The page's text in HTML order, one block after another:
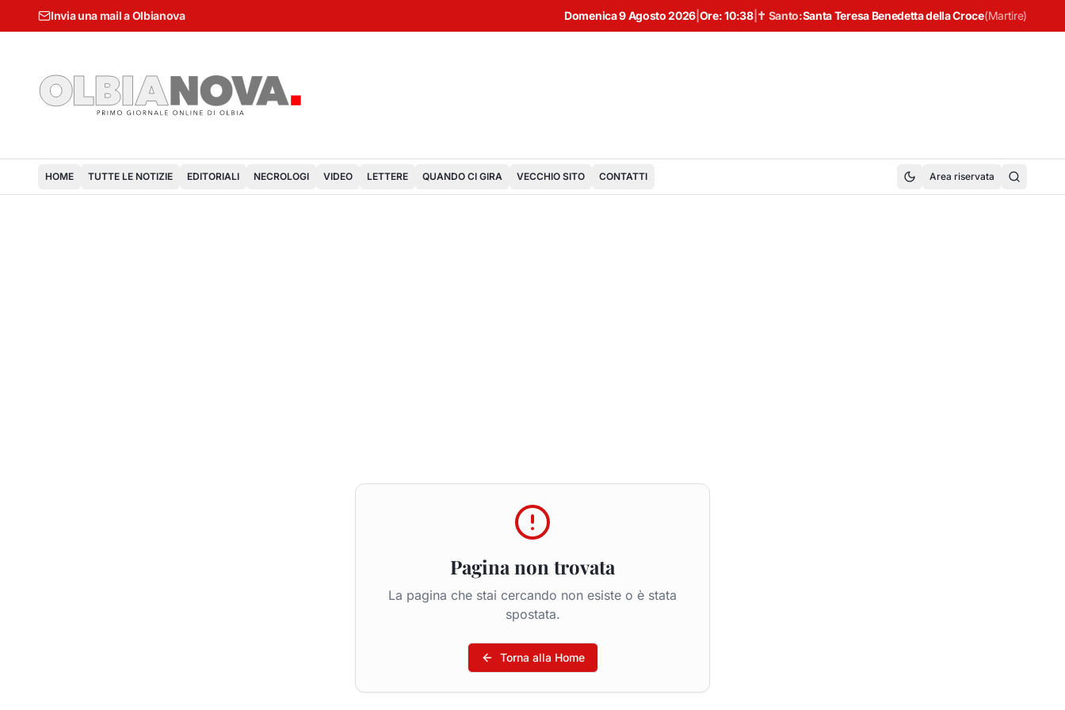
Invia una mail a Olbianova Domenica 9 Agosto 2026 Ore:10:38| ✝ Santo:Santa Teresa Benedetta della Croce(Martire)
HOME TUTTE LE NOTIZIE EDITORIALI NECROLOGI VIDEO LETTERE QUANDO CI GIRA VECCHIO SITO CONTATTI Area riservata
Pagina non trovata
La pagina che stai cercando non esiste o è stata
spostata.
Torna alla Home